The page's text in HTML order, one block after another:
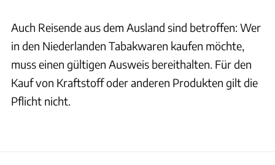
Auch Reisende aus dem Ausland sind betroffen: Wer
in den Niederlanden Tabakwaren kaufen möchte,
muss einen gültigen Ausweis bereithalten. Für den
Kauf von Kraftstoff oder anderen Produkten gilt die
Pflicht nicht.